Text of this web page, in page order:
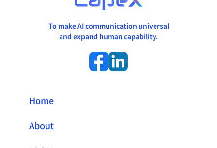
To make AI communication universal
and expand human capability.
Home
About